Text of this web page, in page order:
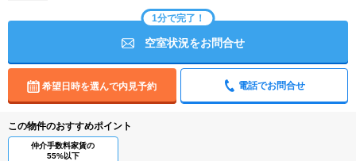
1分で完了！
空室状況をお問合せ
希望日時を選んで内見予約 電話でお問合せ
この物件のおすすめポイント
仲介手数料家賃の
55%以下